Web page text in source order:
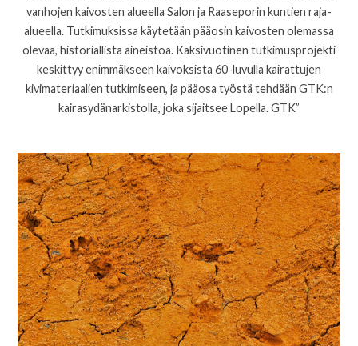
vanhojen kaivosten alueella Salon ja Raaseporin kuntien raja-
alueella. Tutkimuksissa käytetään pääosin kaivosten olemassa
olevaa, historiallista aineistoa. Kaksivuotinen tutkimusprojekti
keskittyy enimmäkseen kaivoksista 60-luvulla kairattujen
kivimateriaalien tutkimiseen, ja pääosa työstä tehdään GTK:n
kairasydänarkistolla, joka sijaitsee Lopella. GTK”